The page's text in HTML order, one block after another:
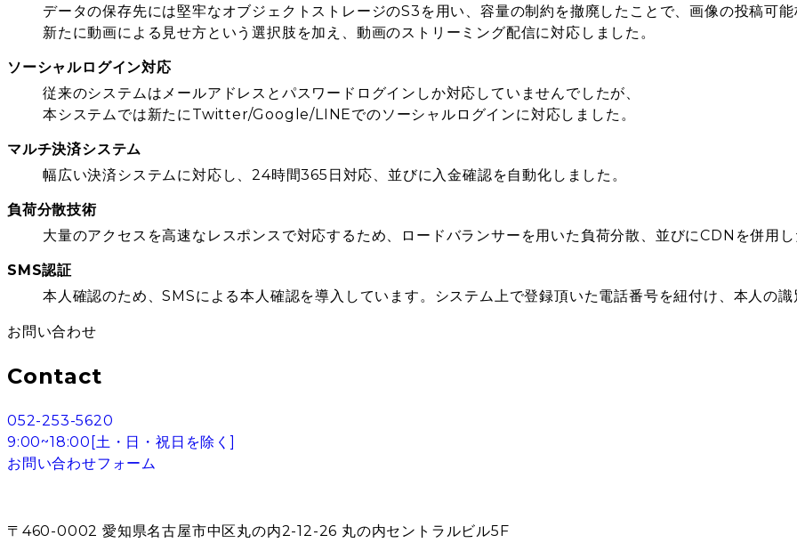
データの保存先には堅牢なオブジェクトストレージのS3を用い、容量の制約を撤廃したことで、画像の投稿可能
新たに動画による見せ方という選択肢を加え、動画のストリーミング配信に対応しました。
ソーシャルログイン対応
従来のシステムはメールアドレスとパスワードログインしか対応していませんでしたが、
本システムでは新たにTwitter/Google/LINEでのソーシャルログインに対応しました。
マルチ決済システム
幅広い決済システムに対応し、24時間365日対応、並びに入金確認を自動化しました。
負荷分散技術
大量のアクセスを高速なレスポンスで対応するため、ロードバランサーを用いた負荷分散、並びにCDNを併用し
SMS認証
本人確認のため、SMSによる本人確認を導入しています。システム上で登録頂いた電話番号を紐付け、本人の識
お問い合わせ
Contact
052-253-5620
9:00~18:00[土・日・祝日を除く]
お問い合わせフォーム
〒460-0002 愛知県名古屋市中区丸の内2-12-26 丸の内セントラルビル5F